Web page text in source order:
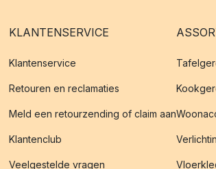
KLANTENSERVICE
Klantenservice
Retouren en reclamaties
Meld een retourzending of claim aan
Klantenclub
Veelgestelde vragen